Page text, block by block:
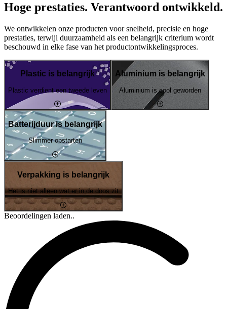
Hoge prestaties. Verantwoord ontwikkeld.
We ontwikkelen onze producten voor snelheid, precisie en hoge
prestaties, terwijl duurzaamheid als een belangrijk criterium wordt
beschouwd in elke fase van het productontwikkelingsproces.
Plastic is belangrijk
Plastic verdient een tweede leven
Aluminium is belangrijk
Aluminium is cool geworden
Batterijduur is belangrijk
Slimmer opstarten
Verpakking is belangrijk
Het is niet alleen wat er in de doos zit
Beoordelingen laden..